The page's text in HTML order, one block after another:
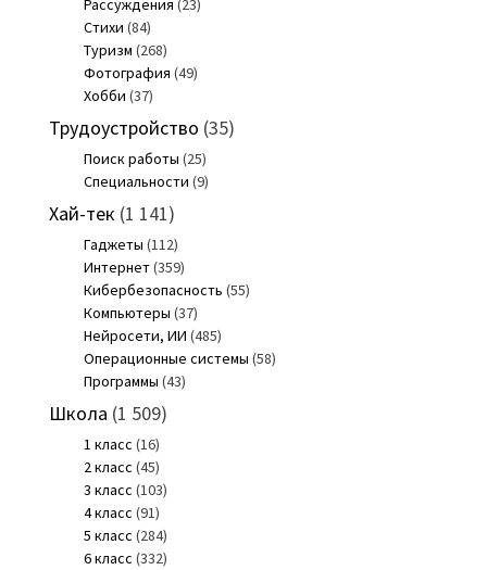
Рассуждения (23)
Стихи (84)
Туризм (268)
Фотография (49)
Хобби (37)
Трудоустройство (35)
Поиск работы (25)
Специальности (9)
Хай-тек (1 141)
Гаджеты (112)
Интернет(359)
Кибербезопасность (55)
Компьютеры (37)
Нейросети, ИИ (485)
Операционные системы (58)
Программы (43)
Школа (1 509)
1 класс (16)
2 класс (45)
3 класс (103)
4 класс (91)
5 класс (284)
6 класс (332)